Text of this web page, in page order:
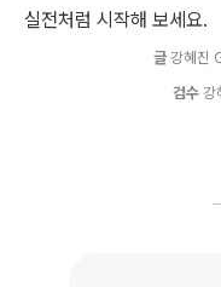
실전처럼 시작해 보세요.
글 강혜진
검수 강